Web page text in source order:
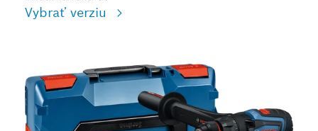
Vybrať verziu